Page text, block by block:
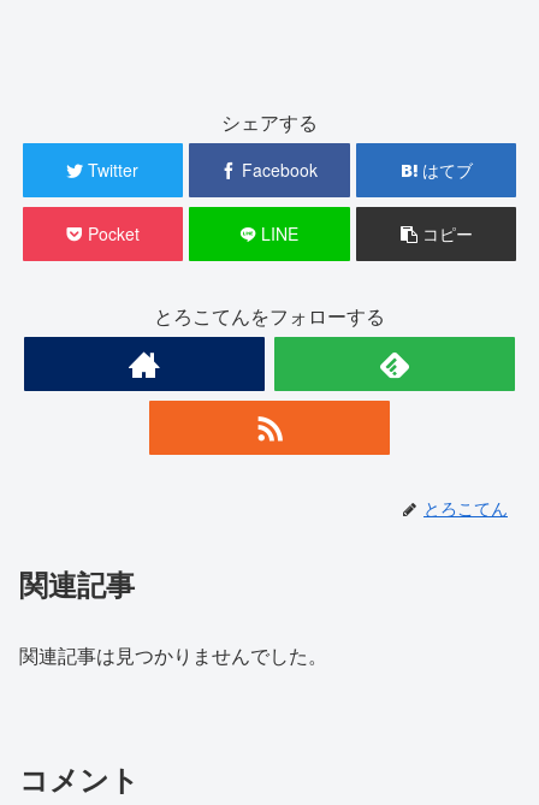
シェアする
Twitter Facebook はてブ
Pocket LINE コピー
とろこてんをフォローする
とろこてん
関連記事
関連記事は見つかりませんでした。
コメント